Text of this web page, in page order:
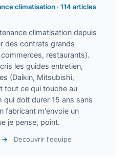
climatisation · 114 articles
climatisation depuis
des contrats grands
restaurants).
les guides entretien,
(Daikin, Mitsubishi,
tout ce qui touche au
qui doit durer 15 ans sans
fabricant m'envoie un
je pense, point.
→ Decouvrir l'equipe